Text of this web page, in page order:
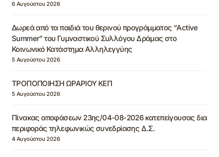
6 Αυγούστου 2026
Δωρεά από τα παιδιά του θερινού προγράμματος “Active
Summer” του Γυμναστικού Συλλόγου Δράμας στο
Κοινωνικό Κατάστημα Αλληλεγγύης
5 Αυγούστου 2026
ΤΡΟΠΟΠΟΙΗΣΗ ΩΡΑΡΙΟΥ ΚΕΠ
5 Αυγούστου 2026
Πίνακας αποφάσεων 23ης/04-08-2026 κατεπείγουσας δια
περιφοράς τηλεφωνικώς συνεδρίασης Δ.Σ.
4 Αυγούστου 2026